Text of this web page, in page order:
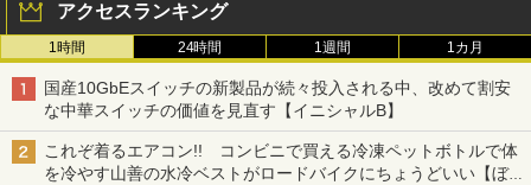
アクセスランキング
1時間 24時間 1週間 1カ月
国産10GbEスイッチの新製品が続々投入される中、改めて割安
な中華スイッチの価値を見直す【イニシャルB】
これぞ着るエアコン!! コンビニで買える冷凍ペットボトルで体
を冷やす山善の水冷ベストがロードバイクにちょうどいい【ぼっ